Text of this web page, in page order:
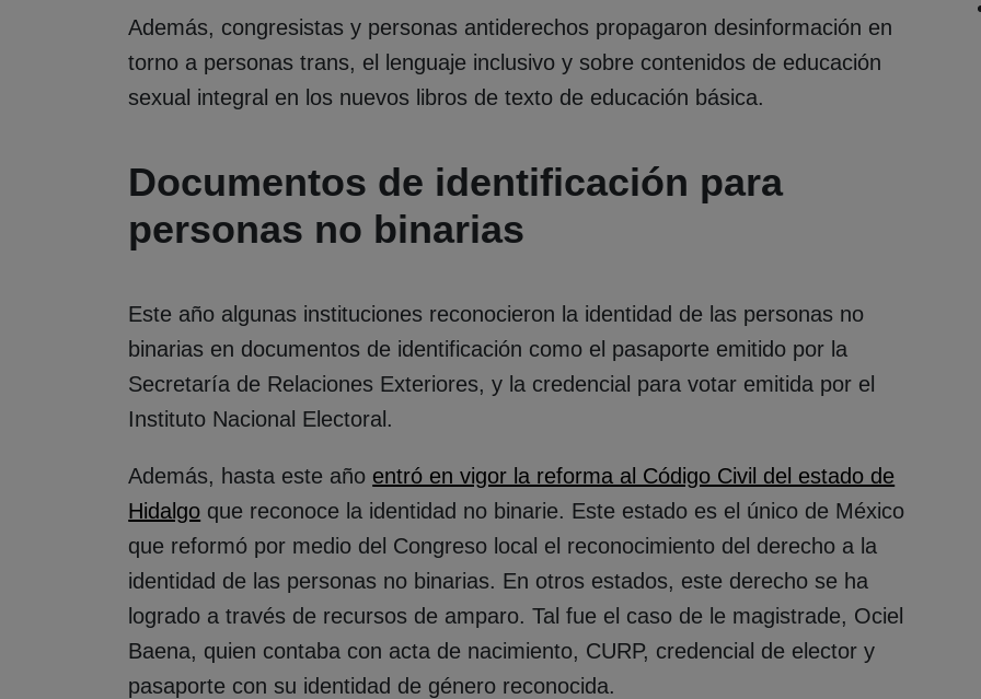
Además, congresistas y personas antiderechos propagaron desinformación en
torno a personas trans, el lenguaje inclusivo y sobre contenidos de educación
sexual integral en los nuevos libros de texto de educación básica.
Documentos de identificación para
personas no binarias
Este año algunas instituciones reconocieron la identidad de las personas no
binarias en documentos de identificación como el pasaporte emitido por la
Secretaría de Relaciones Exteriores, y la credencial para votar emitida por el
Instituto Nacional Electoral.
Además, hasta este año entró en vigor la reforma al Código Civil del estado de
Hidalgo que reconoce la identidad no binarie. Este estado es el único de México
que reformó por medio del Congreso local el reconocimiento del derecho a la
identidad de las personas no binarias. En otros estados, este derecho se ha
logrado a través de recursos de amparo. Tal fue el caso de le magistrade, Ociel
Baena, quien contaba con acta de nacimiento, CURP, credencial de elector y
pasaporte con su identidad de género reconocida.